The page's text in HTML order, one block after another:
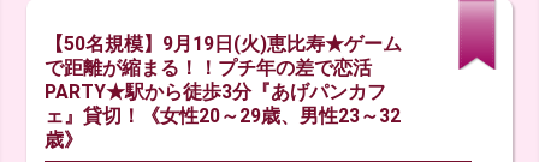
【50名規模】9月19日(火)恵比寿★ゲーム
で距離が縮まる！！プチ年の差で恋活
PARTY★駅から徒歩3分『あげパンカフ
ェ』貸切！《女性20～29歳、男性23～32
歳》